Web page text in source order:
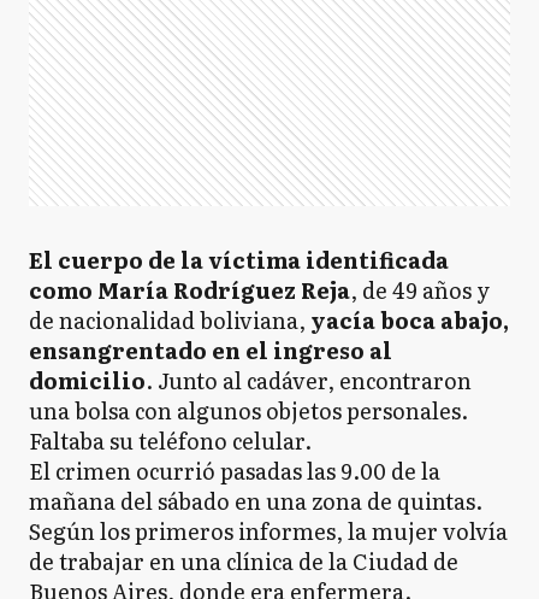
El cuerpo de la víctima identificada
como María Rodríguez Reja, de 49 años y
de nacionalidad boliviana, yacía boca abajo,
ensangrentado en el ingreso al
domicilio. Junto al cadáver, encontraron
una bolsa con algunos objetos personales.
Faltaba su teléfono celular.
El crimen ocurrió pasadas las 9.00 de la
mañana del sábado en una zona de quintas.
Según los primeros informes, la mujer volvía
de trabajar en una clínica de la Ciudad de
Buenos Aires, donde era enfermera.